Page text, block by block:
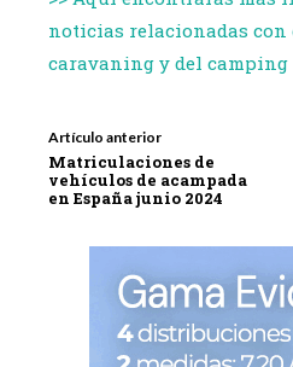
noticias relacionadas con
caravaning y del camping
Artículo anterior
Matriculaciones de
vehículos de acampada
en España junio 2024